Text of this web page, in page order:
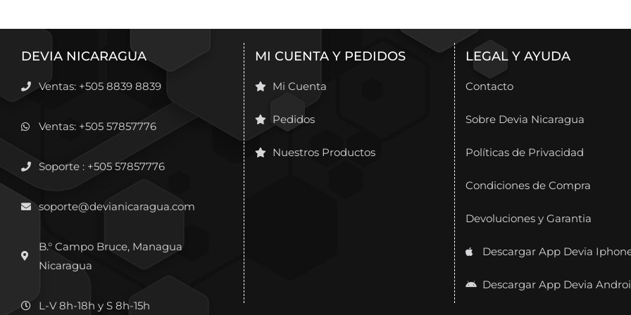
DEVIA NICARAGUA
Ventas: +505 8839 8839
Ventas: +505 57857776
Soporte : +505 57857776
soporte@devianicaragua.com
B.° Campo Bruce, Managua
Nicaragua
L-V 8h-18h y S 8h-15h
MI CUENTA Y PEDIDOS
Mi Cuenta
Pedidos
Nuestros Productos
LEGAL Y AYUDA
Contacto
Sobre Devia Nicaragua
Políticas de Privacidad
Condiciones de Compra
Devoluciones y Garantia
Descargar App Devia
Descargar App Devia